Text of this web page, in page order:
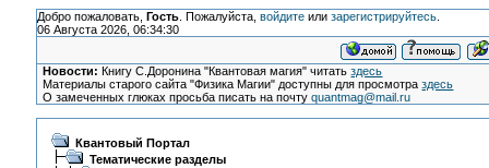
Добро пожаловать, Гость. Пожалуйста, войдитеили зарегистрируйтесь.
06 Августа 2026, 06:34:30
Новости: Книгу С.Доронина "Квантовая магия" читатьздесь
Материалы старого сайта "Физика Магии" доступны для просмотраздесь
О замеченных глюках просьба писать на почтуquantmag@mail.ru
Квантовый Портал
Тематические разделы